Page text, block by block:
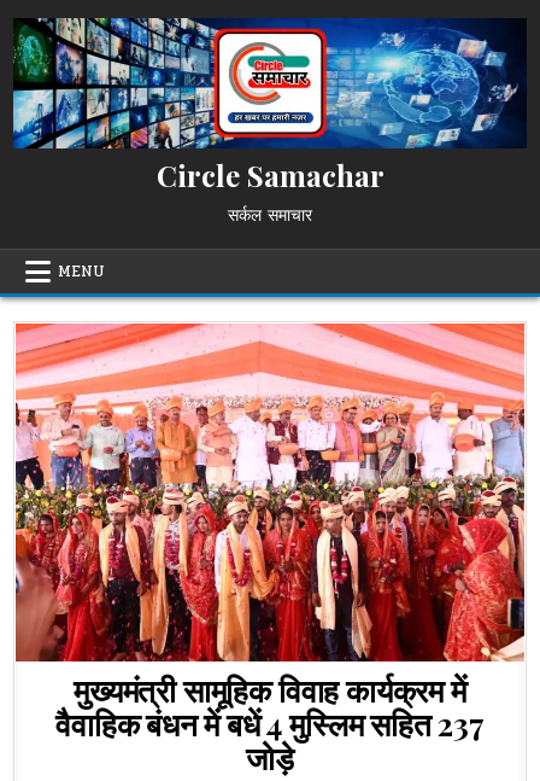
to
content
Circle Samachar
सर्कल समाचार
MENU
मुख्यमंत्री सामूहिक विवाह कार्यक्रम में
वैवाहिक बंधन में बधें 4 मुस्लिम सहित 237
जोड़े